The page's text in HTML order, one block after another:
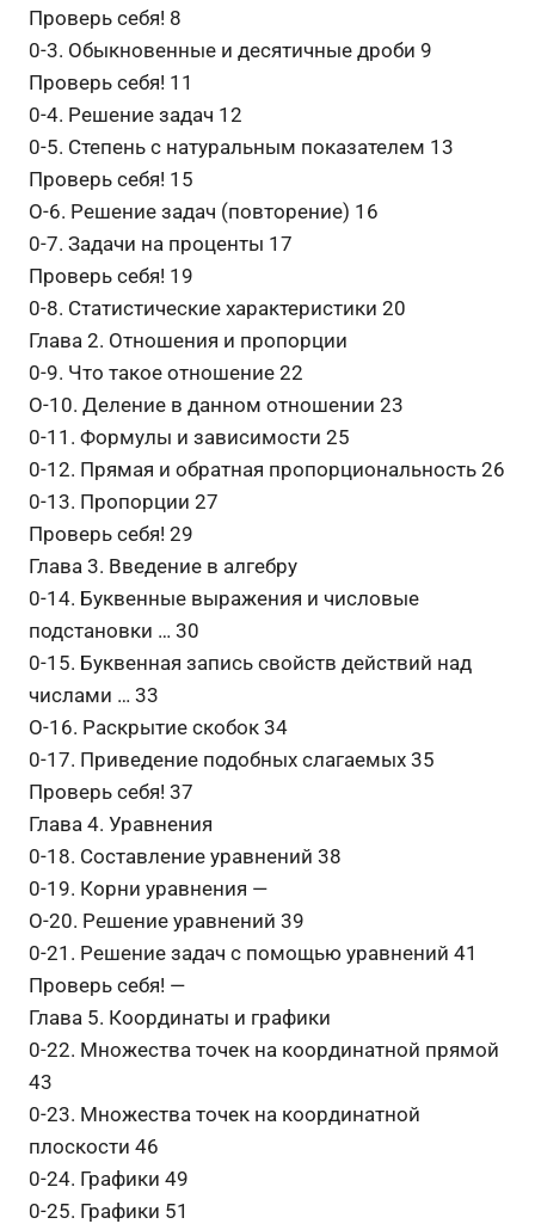
Проверь себя! 8
0-3. Обыкновенные и десятичные дроби 9
Проверь себя! 11
0-4. Решение задач 12
0-5. Степень с натуральным показателем 13
Проверь себя! 15
О-6. Решение задач (повторение) 16
0-7. Задачи на проценты 17
Проверь себя! 19
0-8. Статистические характеристики 20
Глава 2. Отношения и пропорции
0-9. Что такое отношение 22
О-10. Деление в данном отношении 23
0-11. Формулы и зависимости 25
0-12. Прямая и обратная пропорциональность 26
0-13. Пропорции 27
Проверь себя! 29
Глава 3. Введение в алгебру
0-14. Буквенные выражения и числовые
подстановки … 30
0-15. Буквенная запись свойств действий над
числами … 33
О-16. Раскрытие скобок 34
0-17. Приведение подобных слагаемых 35
Проверь себя! 37
Глава 4. Уравнения
0-18. Составление уравнений 38
0-19. Корни уравнения —
О-20. Решение уравнений 39
0-21. Решение задач с помощью уравнений 41
Проверь себя! —
Глава 5. Координаты и графики
0-22. Множества точек на координатной прямой
43
0-23. Множества точек на координатной
плоскости 46
0-24. Графики 49
0-25. Графики 51